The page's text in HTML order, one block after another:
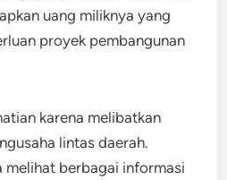
uang miliknya yang
proyek pembangunan
karena melibatkan
lintas daerah.
melihat berbagai informasi